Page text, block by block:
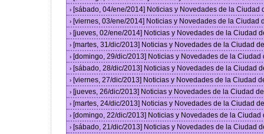
› [sábado, 04/ene/2014] Noticias y Novedades de la Ciudad
› [viernes, 03/ene/2014] Noticias y Novedades de la Ciudad
› [jueves, 02/ene/2014] Noticias y Novedades de la Ciudad
› [martes, 31/dic/2013] Noticias y Novedades de la Ciudad
› [domingo, 29/dic/2013] Noticias y Novedades de la
› [sábado, 28/dic/2013] Noticias y Novedades de la Ciudad
› [viernes, 27/dic/2013] Noticias y Novedades de la Ciudad
› [jueves, 26/dic/2013] Noticias y Novedades de la Ciudad
› [martes, 24/dic/2013] Noticias y Novedades de la Ciudad
› [domingo, 22/dic/2013] Noticias y Novedades de la
› [sábado, 21/dic/2013] Noticias y Novedades de la Ciudad